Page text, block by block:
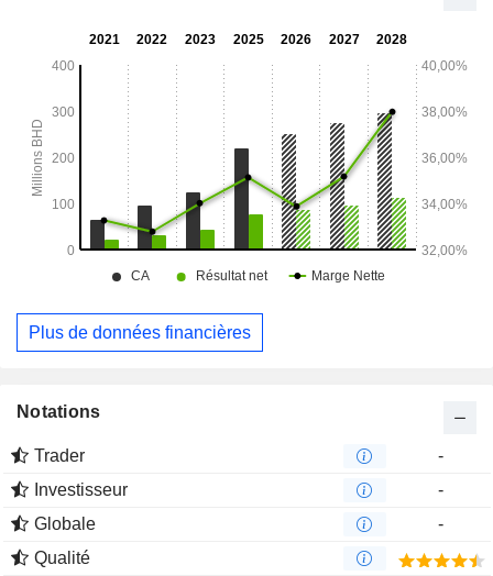
Plus de données financières
Notations
Trader
-
Investisseur
-
Globale
-
Qualité